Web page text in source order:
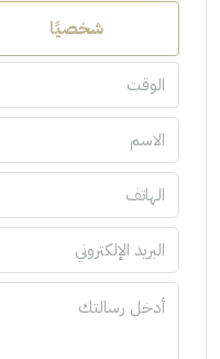
شخصيًا
الوقت